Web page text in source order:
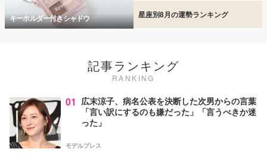
キーホルダー付きシャドウ 星座別8月の運勢ランキング
記事ランキング
RANKING
01 広末涼子、病名公表を決断した次男からの言葉
「言い訳にするのも嫌だった」「言うべきか迷
った」
モデルプレス